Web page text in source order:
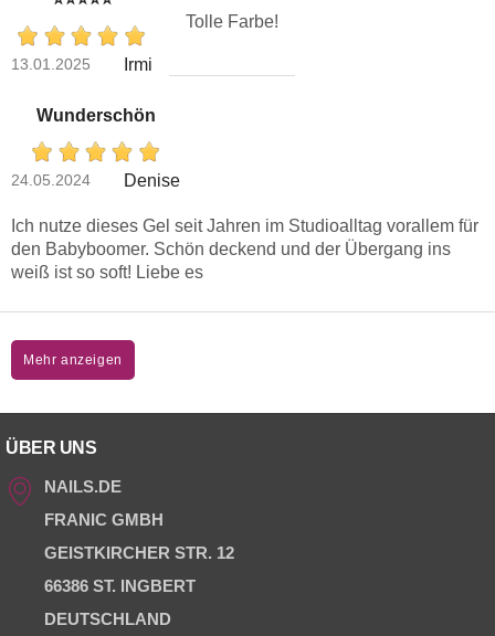
13.01.2025 Irmi
Tolle Farbe!
Wunderschön
24.05.2024 Denise
Ich nutze dieses Gel seit Jahren im Studioalltag vorallem für
den Babyboomer. Schön deckend und der Übergang ins
weiß ist so soft! Liebe es
Mehr anzeigen
ÜBER UNS
NAILS.DE
FRANIC GMBH
GEISTKIRCHER STR. 12
66386 ST. INGBERT
DEUTSCHLAND